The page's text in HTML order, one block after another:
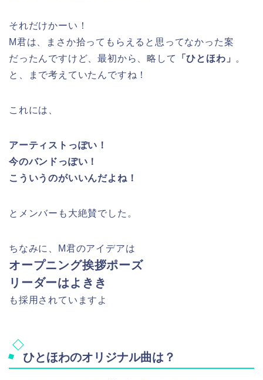
それだけかーい！
M君は、まさか拾ってもらえると思ってなかった案
だったんですけど、最初から、略して
「ひとほわ」 。
と、まで考えていたんですね！
これには、
アーティストっぽい！
今のバンドっぽい！
こういうのがいいんだよね！
とメンバーも大絶賛でした。
ちなみに、M君のアイデアは
オープニング挨拶ポーズ
リーダーはよきき
も採用されていますよ
ひとほわのオリジナル曲は？